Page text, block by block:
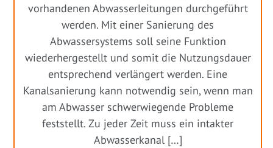
vorhandenen Abwasserleitungen durchgeführt
werden. Mit einer Sanierung des
Abwassersystems soll seine Funktion
wiederhergestellt und somit die Nutzungsdauer
entsprechend verlängert werden. Eine
Kanalsanierung kann notwendig sein, wenn man
am Abwasser schwerwiegende Probleme
feststellt. Zu jeder Zeit muss ein intakter
Abwasserkanal […]